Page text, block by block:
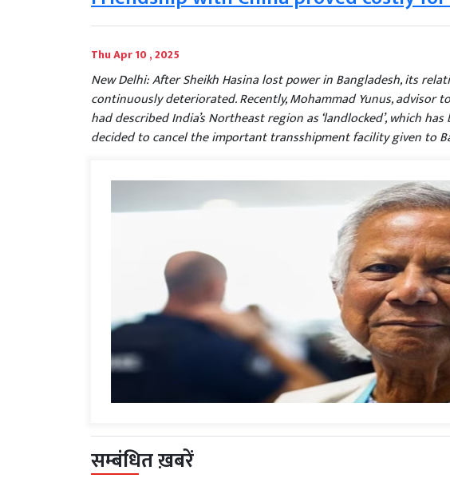
Thu Apr 10 , 2025
New Delhi: After Sheikh Hasina lost power in Bangladesh, its
continuously deteriorated. Recently, Mohammad Yunus, advisor
had described India’s Northeast region as ‘landlocked’, which
decided to cancel the important transshipment facility given to
सम्बंधित ख़बरें